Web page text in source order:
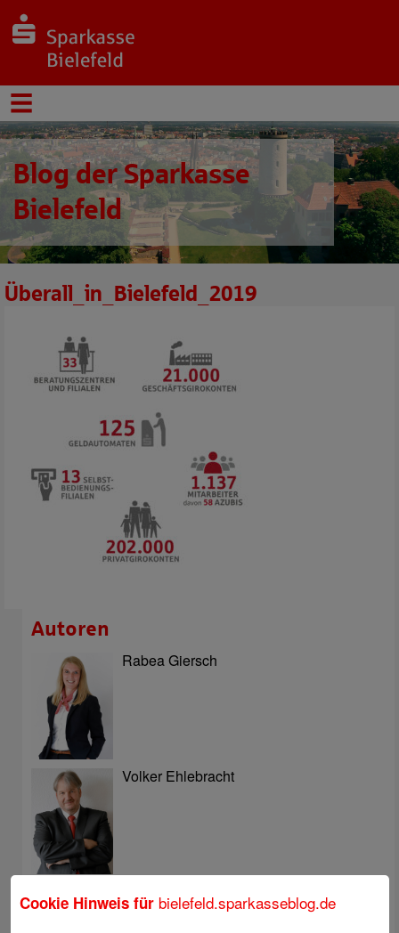
Blog der Sparkasse
Bielefeld
Überall_in_Bielefeld_2019
Autoren
Rabea Giersch
Volker Ehlebracht
Cookie Hinweis für bielefeld.sparkasseblog.de